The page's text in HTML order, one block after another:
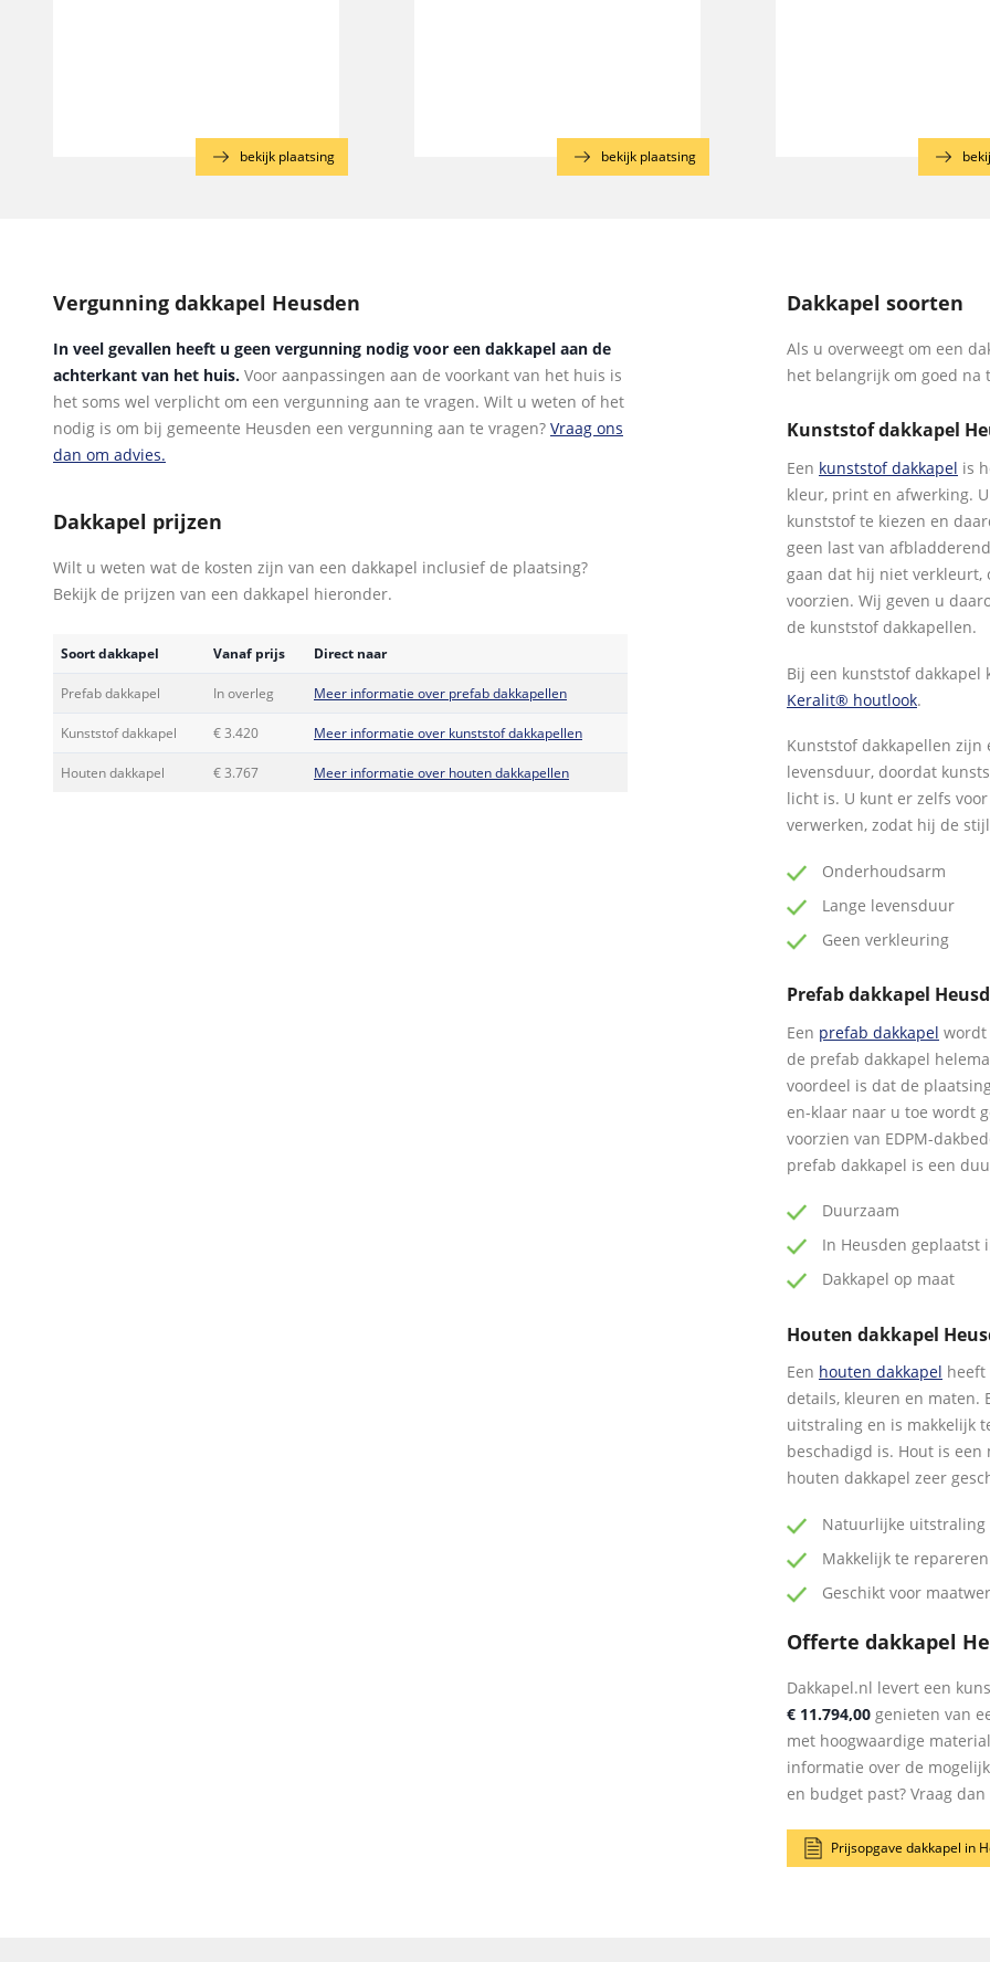
bekijk plaatsing bekijk plaatsing
Vergunning dakkapel Heusden
In veel gevallen heeft u geen vergunning nodig voor een dakkapel aan de
achterkant van het huis. Voor aanpassingen aan de voorkant van het huis is
het soms wel verplicht om een vergunning aan te vragen. Wilt u weten of het
nodig is om bij gemeente Heusden een vergunning aan te vragen? Vraag ons
dan om advies.
Dakkapel prijzen
Wilt u weten wat de kosten zijn van een dakkapel inclusief de plaatsing?
Bekijk de prijzen van een dakkapel hieronder.
Soort dakkapel Vanaf prijs Direct naar
Prefab dakkapel In overleg Meer informatie over prefab dakkapellen
Kunststof dakkapel € 3.420 Meer informatie over kunststof dakkapellen
Houten dakkapel € 3.767 Meer informatie over houten dakkapellen
Dakkapel soorten
Als u overweegt om een
het belangrijk om goed na
Kunststof dakkapel
Een kunststof dakkapel is
kleur, print en afwerking.
kunststof te kiezen en
geen last van
gaan dat hij niet verkleurt,
voorzien. Wij geven u
de kunststof dakkapellen.
Bij een kunststof
Keralit® houtlook.
Kunststof dakkapellen
levensduur, doordat
licht is. U kunt er zelfs
verwerken, zodat hij de
Onderhoudsarm
Lange levensduur
Geen verkleuring
Prefab dakkapel
Een prefab dakkapel wordt
de prefab dakkapel
voordeel is dat de
en-klaar naar u toe wordt
voorzien van EDPM-
prefab dakkapel is een
Duurzaam
In Heusden geplaatst
Dakkapel op maat
Houten dakkapel
Een houten dakkapel heeft
details, kleuren en maten.
uitstraling en is makkelijk
beschadigd is. Hout is
houten dakkapel zeer
Natuurlijke uitstraling
Makkelijk te repareren
Geschikt voor
Offerte dakkapel
Dakkapel.nl levert een
€ 11.794,00 genieten van
met hoogwaardige
informatie over de
en budget past? Vraag
Prijsopgave dakkapel in